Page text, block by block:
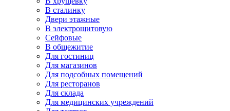
В сталинку
Двери этажные
В электрощитовую
Сейфовые
В общежитие
Для гостиниц
Для магазинов
Для подсобных помещений
Для ресторанов
Для склада
Для медицинских учреждений